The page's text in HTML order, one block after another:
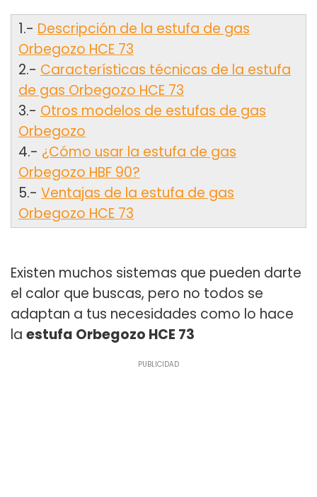
1.- Descripción de la estufa de gas
Orbegozo HCE 73
2.- Características técnicas de la estufa
de gas Orbegozo HCE 73
3.- Otros modelos de estufas de gas
Orbegozo
4.- ¿Cómo usar la estufa de gas
Orbegozo HBF 90?
5.- Ventajas de la estufa de gas
Orbegozo HCE 73
Existen muchos sistemas que pueden darte
el calor que buscas, pero no todos se
adaptan a tus necesidades como lo hace
la estufa Orbegozo HCE 73